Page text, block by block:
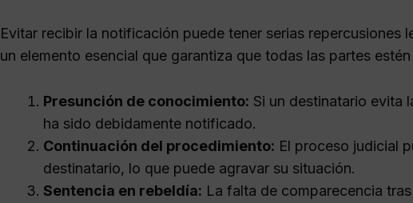
Evitar recibir la notificación puede tener serias repercusiones
un elemento esencial que garantiza que todas las partes
Presunción de conocimiento: Si un destinatario evita
ha sido debidamente notificado.
Continuación del procedimiento: El proceso judicial
destinatario, lo que puede agravar su situación.
Sentencia en rebeldía: La falta de comparecencia